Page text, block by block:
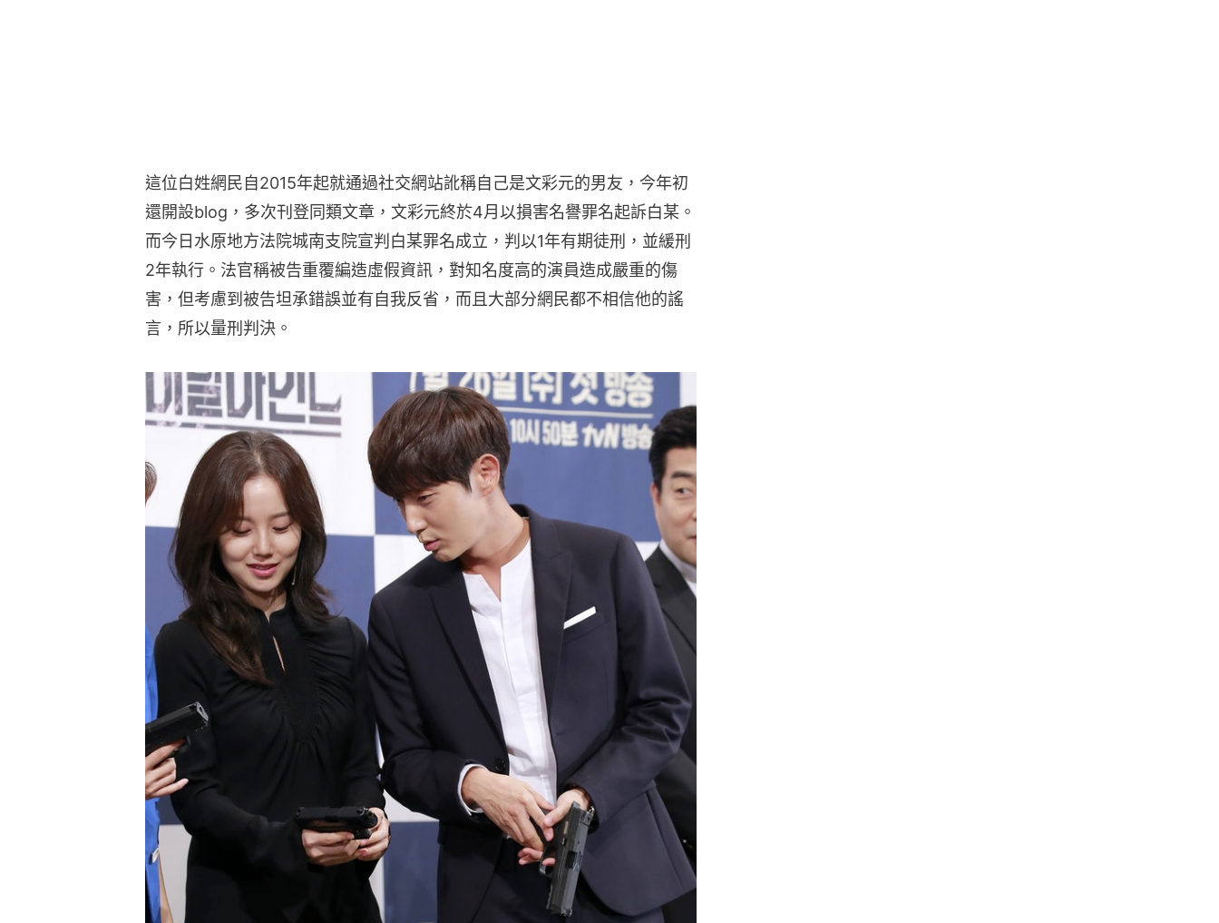
這位白姓網民自2015年起就通過社交網站訛稱自己是文彩元的男友，今年初
還開設blog，多次刊登同類文章，文彩元終於4月以損害名譽罪名起訴白某。
而今日水原地方法院城南支院宣判白某罪名成立，判以1年有期徒刑，並緩刑
2年執行。法官稱被告重覆編造虛假資訊，對知名度高的演員造成嚴重的傷
害，但考慮到被告坦承錯誤並有自我反省，而且大部分網民都不相信他的謠
言，所以量刑判決。